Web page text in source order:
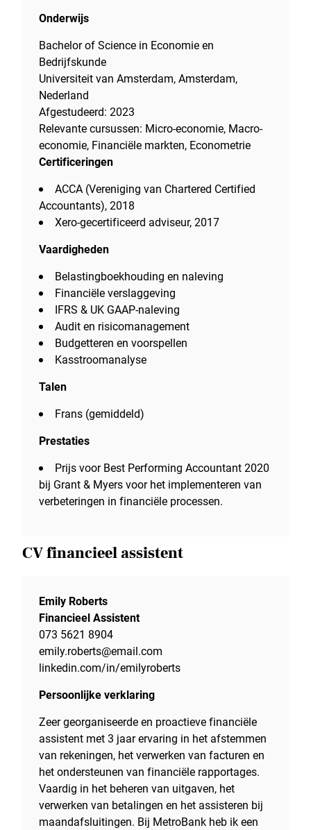
Onderwijs
Bachelor of Science in Economie en
Bedrijfskunde
Universiteit van Amsterdam, Amsterdam,
Nederland
Afgestudeerd: 2023
Relevante cursussen: Micro-economie, Macro-
economie, Financiële markten, Econometrie
Certificeringen
ACCA (Vereniging van Chartered Certified
Accountants), 2018
Xero-gecertificeerd adviseur, 2017
Vaardigheden
Belastingboekhouding en naleving
Financiële verslaggeving
IFRS & UK GAAP-naleving
Audit en risicomanagement
Budgetteren en voorspellen
Kasstroomanalyse
Talen
Frans (gemiddeld)
Prestaties
Prijs voor Best Performing Accountant 2020
bij Grant & Myers voor het implementeren van
verbeteringen in financiële processen.
CV financieel assistent
Emily Roberts
Financieel Assistent
073 5621 8904
emily.roberts@email.com
linkedin.com/in/emilyroberts
Persoonlijke verklaring
Zeer georganiseerde en proactieve financiële
assistent met 3 jaar ervaring in het afstemmen
van rekeningen, het verwerken van facturen en
het ondersteunen van financiële rapportages.
Vaardig in het beheren van uitgaven, het
verwerken van betalingen en het assisteren bij
maandafsluitingen. Bij MetroBank heb ik een